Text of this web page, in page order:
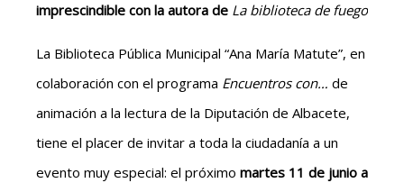
imprescindible con la autora de La biblioteca de fuego
La Biblioteca Pública Municipal “Ana María Matute”, en
colaboración con el programa Encuentros con… de
animación a la lectura de la Diputación de Albacete,
tiene el placer de invitar a toda la ciudadanía a un
evento muy especial: el próximo martes 11 de junio a